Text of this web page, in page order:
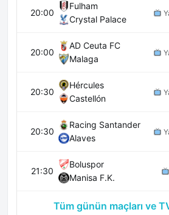
20:00
Fulham
Crystal Palace
20:00
AD Ceuta FC
Malaga
20:30
Hércules
Castellón
20:30
Racing Santander
Alaves
21:30
Boluspor
Manisa F.K.
Tüm günün maçları ve